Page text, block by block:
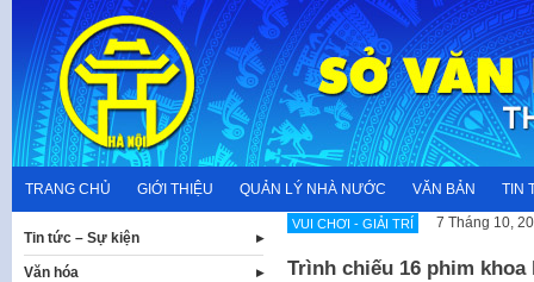
content
TRANG CHỦ GIỚI THIỆU QUẢN LÝ NHÀ NƯỚC VĂN BẢN TIN
VUI CHƠI - GIẢI TRÍ 7 Tháng 10,
Trình chiếu 16 phim khoa
Tin tức – Sự kiện
Văn hóa